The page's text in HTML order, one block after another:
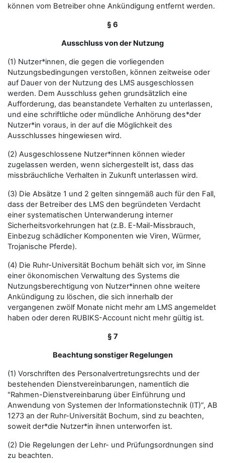
können vom Betreiber ohne Ankündigung entfernt werden.
§ 6
Ausschluss von der Nutzung
(1) Nutzer*innen, die gegen die vorliegenden
Nutzungsbedingungen verstoßen, können zeitweise oder
auf Dauer von der Nutzung des LMS ausgeschlossen
werden. Dem Ausschluss gehen grundsätzlich eine
Aufforderung, das beanstandete Verhalten zu unterlassen,
und eine schriftliche oder mündliche Anhörung des*der
Nutzer*in voraus, in der auf die Möglichkeit des
Ausschlusses hingewiesen wird.
(2) Ausgeschlossene Nutzer*innen können wieder
zugelassen werden, wenn sichergestellt ist, dass das
missbräuchliche Verhalten in Zukunft unterlassen wird.
(3) Die Absätze 1 und 2 gelten sinngemäß auch für den Fall,
dass der Betreiber des LMS den begründeten Verdacht
einer systematischen Unterwanderung interner
Sicherheitsvorkehrungen hat (z.B. E-Mail-Missbrauch,
Einbezug schädlicher Komponenten wie Viren, Würmer,
Trojanische Pferde).
(4) Die Ruhr-Universität Bochum behält sich vor, im Sinne
einer ökonomischen Verwaltung des Systems die
Nutzungsberechtigung von Nutzer*innen ohne weitere
Ankündigung zu löschen, die sich innerhalb der
vergangenen zwölf Monate nicht mehr am LMS angemeldet
haben oder deren RUBIKS-Account nicht mehr gültig ist.
§ 7
Beachtung sonstiger Regelungen
(1) Vorschriften des Personalvertretungsrechts und der
bestehenden Dienstvereinbarungen, namentlich die
"Rahmen-Dienstvereinbarung über Einführung und
Anwendung von Systemen der Informationstechnik (IT)“, AB
1273 an der Ruhr-Universität Bochum, sind zu beachten,
soweit der*die Nutzer*in ihnen unterworfen ist.
(2) Die Regelungen der Lehr- und Prüfungsordnungen sind
zu beachten.